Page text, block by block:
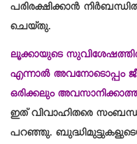
പരിരക്ഷിക്കാൻ
ചെയ്തു.
ലൂക്കായുടെ
എന്നാൽ അവനോടൊപ്പം
ഒരിക്കലും
ഇത് വിവാഹിതരെ
പറഞ്ഞു.